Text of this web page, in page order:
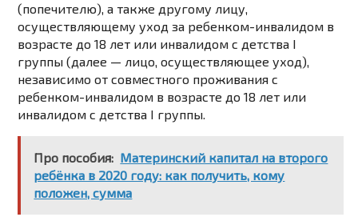
(попечителю), а также другому лицу,
осуществляющему уход за ребенком-инвалидом в
возрасте до 18 лет или инвалидом с детства I
группы (далее — лицо, осуществляющее уход),
независимо от совместного проживания с
ребенком-инвалидом в возрасте до 18 лет или
инвалидом с детства I группы.
Про пособия: Материнский капитал на второго
ребёнка в 2020 году: как получить, кому
положен, сумма